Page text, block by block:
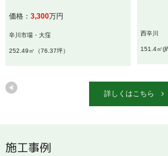
価格： 3,300万円
辛川市場・大窪
252.49㎡（76.37坪）
西辛川
151.4㎡(
詳しくはこちら
施工事例